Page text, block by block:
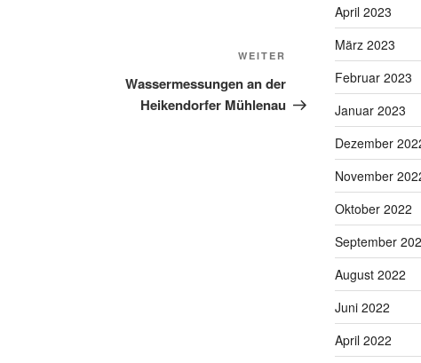
Nächster
Beitrag
WEITER
Wassermessungen an der
Heikendorfer Mühlenau
April 2023
März 2023
Februar 2023
Januar 2023
Dezember
November
Oktober 2022
September
August 2022
Juni 2022
April 2022